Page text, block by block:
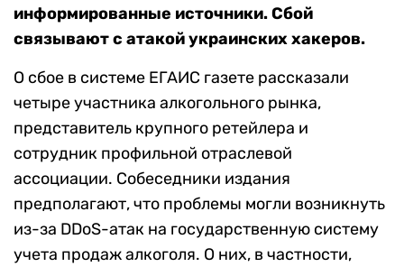
информированные источники. Сбой
связывают с атакой украинских хакеров.
О сбое в системе ЕГАИС газете рассказали
четыре участника алкогольного рынка,
представитель крупного ретейлера и
сотрудник профильной отраслевой
ассоциации. Собеседники издания
предполагают, что проблемы могли возникнуть
из-за DDoS-атак на государственную систему
учета продаж алкоголя. О них, в частности,